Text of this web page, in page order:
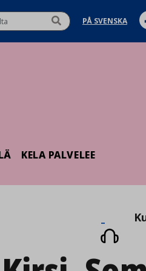
PÅ SVENSKA
KELA PALVELEE